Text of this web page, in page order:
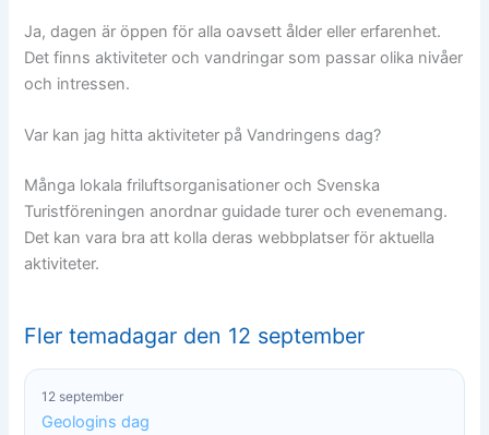
Ja, dagen är öppen för alla oavsett ålder eller erfarenhet.
Det finns aktiviteter och vandringar som passar olika nivåer
och intressen.
Var kan jag hitta aktiviteter på Vandringens dag?
Många lokala friluftsorganisationer och Svenska
Turistföreningen anordnar guidade turer och evenemang.
Det kan vara bra att kolla deras webbplatser för aktuella
aktiviteter.
Fler temadagar den 12 september
12 september
Geologins dag